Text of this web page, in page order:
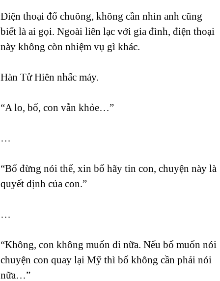
Điện thoại đổ chuông, không cần nhìn anh cũng
biết là ai gọi. Ngoài liên lạc với gia đình, điện thoại
này không còn nhiệm vụ gì khác.
Hàn Tử Hiên nhấc máy.
“A lo, bố, con vẫn khỏe…”
…
“Bố đừng nói thế, xin bố hãy tin con, chuyện này là
quyết định của con.”
…
“Không, con không muốn đi nữa. Nếu bố muốn nói
chuyện con quay lại Mỹ thì bố không cần phải nói
nữa…”